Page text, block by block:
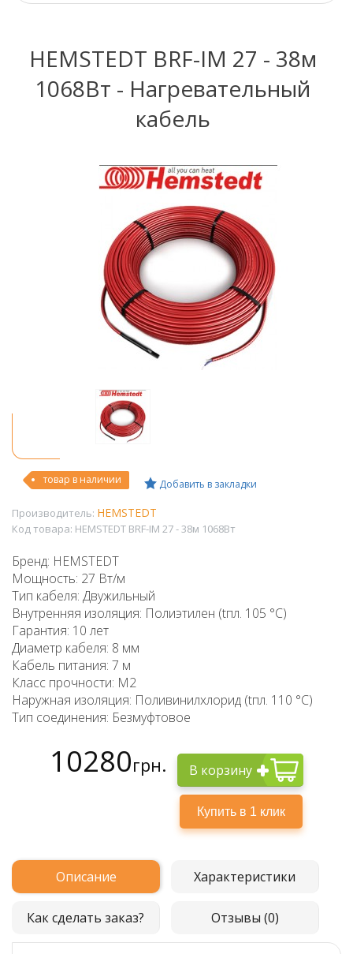
HEMSTEDT BRF-IM 27 - 38м
1068Вт - Нагревательный
кабель
товар в наличии Добавить в закладки
Производитель: HEMSTEDT
Код товара: HEMSTEDT BRF-IM 27 - 38м 1068Вт
Бренд: HEMSTEDT
Мощность: 27 Вт/м
Тип кабеля: Двужильный
Внутренняя изоляция: Полиэтилен (tпл. 105 °C)
Гарантия: 10 лет
Диаметр кабеля: 8 мм
Кабель питания: 7 м
Класс прочности: М2
Наружная изоляция: Поливинилхлорид (tпл. 110 °C)
Тип соединения: Безмуфтовое
10280грн. В корзину
Описание Характеристики
Как сделать заказ? Отзывы (0)